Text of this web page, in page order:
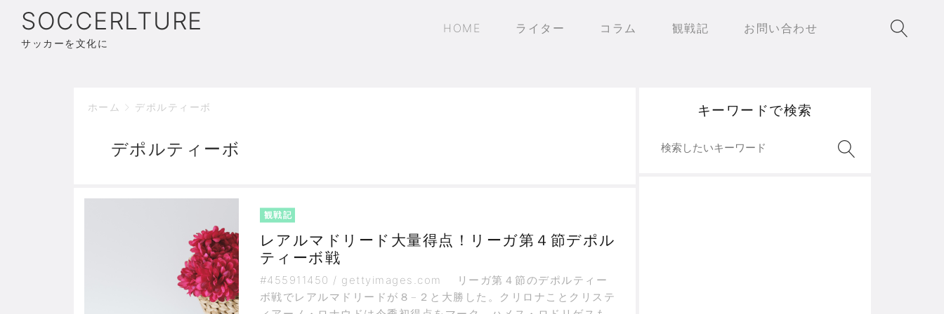
SOCCERLTURE
サッカーを文化に
HOME ライター コラム 観戦記 お問い合わせ
ホーム デポルティーボ
デポルティーボ
観戦記
レアルマドリード大量得点！リーガ第４節デポル
ティーボ戦
#455911450 / gettyimages.com リーガ第４節のデポルティー
ボ戦でレアルマドリードが８−２と大勝した。クリロナことクリステ
キーワードで検索